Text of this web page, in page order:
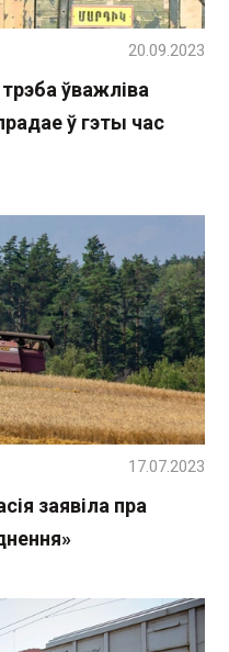
ўважліва
ў гэты час
20.09.2023
заявіла пра
17.07.2023